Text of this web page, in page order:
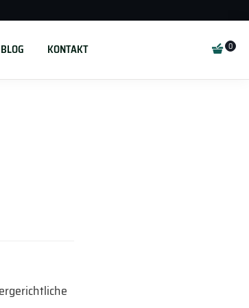
BLOG KONTAKT